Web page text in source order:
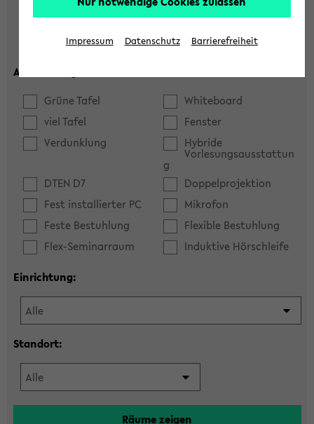
max. Plätze:
Ausstattung:
Grüne Tafel
Whiteboard
viel Tafel
Fenster
Verdunklung
Hybride
Vorlesungsausstattun
g
DTEN D7
Doppelprojektion
Fest installierter PC
Mikrofon
Feste Bestuhlung
Flexible Bestuhlung
Flex-Seminarraum
Induktive Hörschleife
Einrichtung:
Standort:
Impressum Datenschutz Barrierefreiheit